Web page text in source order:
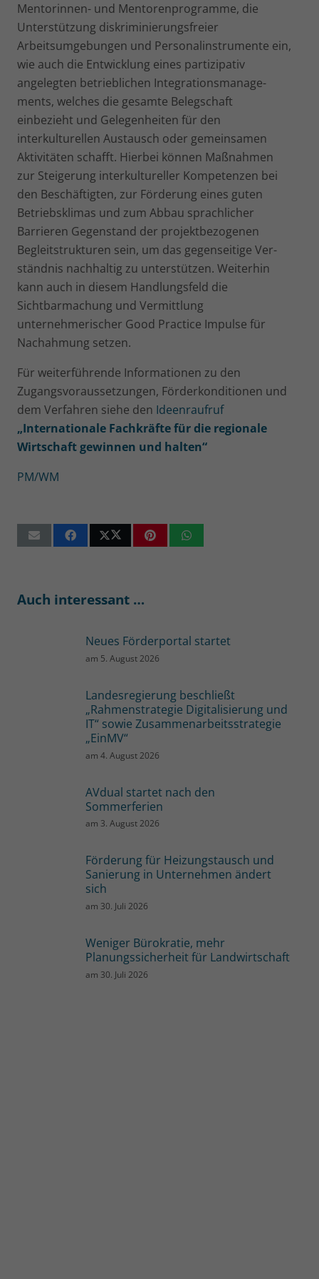
Mentorinnen- und Mentorenprogramme, die
Unterstützung diskriminierungsfreier
Arbeitsumgebungen und Personalinstrumente ein,
wie auch die Entwicklung eines partizipativ
angelegten betrieblichen Integrationsmanage­
ments, welches die gesamte Belegschaft
einbezieht und Gele­genheiten für den
interkulturellen Austausch oder gemein­samen
Aktivitäten schafft. Hierbei können Maßnahmen
zur Steigerung interkultureller Kompetenzen bei
den Beschäf­tigten, zur Förderung eines guten
Betriebsklimas und zum Abbau sprachlicher
Barrieren Gegenstand der projektbe­zogenen
Begleitstrukturen sein, um das gegenseitige Ver­
ständnis nachhaltig zu unterstützen. Weiterhin
kann auch in diesem Handlungsfeld die
Sichtbarmachung und Vermittlung
unternehmerischer Good Practice Impulse für
Nachahmung setzen.
Für weiterführende Informationen zu den
Zugangsvoraus­setzungen, Förderkonditionen und
dem Verfahren siehe den Ideenraufruf
„Internationale Fachkräfte für die regionale
Wirtschaft gewinnen und halten“
PM/WM
Auch interessant …
Neues Förderportal startet
am 5. August 2026
Landesregierung beschließt
„Rahmenstrategie Digitalisierung und
IT“ sowie Zusammenarbeitsstrategie
„EinMV“
am4. August 2026
AVdual startet nach den
Sommerferien
am 3. August 2026
Förderung für Heizungstausch und
Sanierung in Unternehmen ändert
sich
am 30. Juli 2026
Weniger Bürokratie, mehr
Planungssicherheit für Landwirtschaft
am 30. Juli 2026